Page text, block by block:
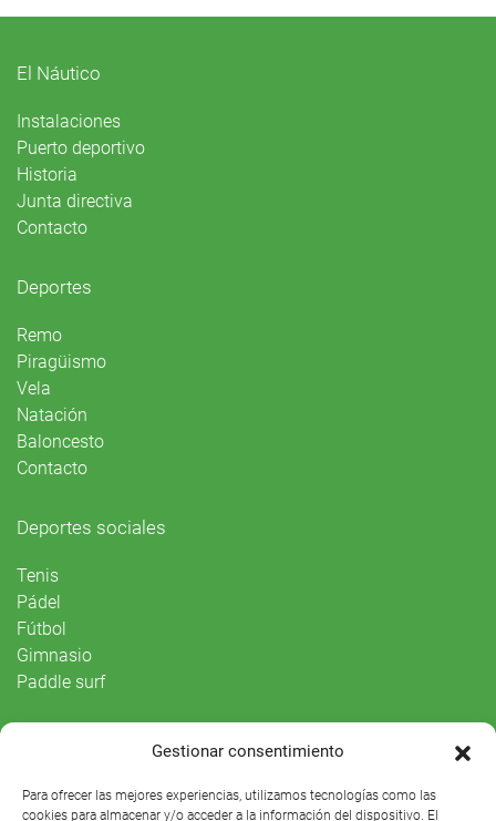
Gestionar consentimiento
Para ofrecer las mejores experiencias, utilizamos tecnologías como las
cookies para almacenar y/o acceder a la información del dispositivo. El
El Náutico
Instalaciones
Puerto deportivo
Historia
Junta directiva
Contacto
Deportes
Remo
Piragüismo
Vela
Natación
Baloncesto
Contacto
Deportes sociales
Tenis
Pádel
Fútbol
Gimnasio
Paddle surf
Agenda